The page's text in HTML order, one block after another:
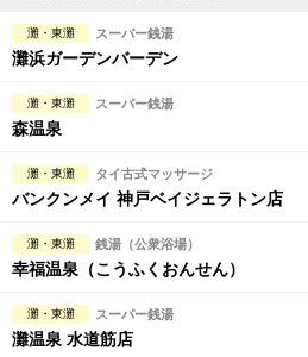
フットバスあり
日本人スタッフのみ
スタッフ指名可
こだわり条件を
灘・東灘 スーパー銭湯
灘浜ガーデンバーデン
灘・東灘 スーパー銭湯
森温泉
灘・東灘 タイ古式マッサージ
バンクンメイ 神戸ベイジェラトン店
灘・東灘 銭湯（公衆浴場）
幸福温泉（こうふくおんせん）
灘・東灘 スーパー銭湯
灘温泉 水道筋店